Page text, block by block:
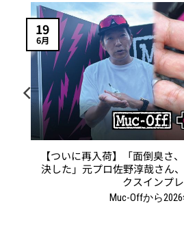
複
数
の
バ
リ
エ
ー
シ
ョ
【ついに再入荷】「面倒臭さ
決した」元プロ佐野淳哉さん
クスインプレ
Muc-Offから
19
6月